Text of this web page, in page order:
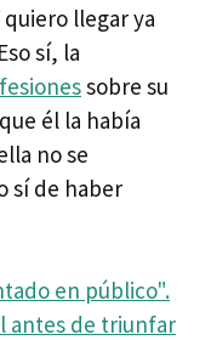
quiero llegar ya
sí, la
sobre su
él la había
no se
sí de haber
en público".
antes de triunfar